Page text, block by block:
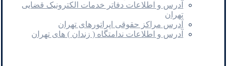
آدرس و اطلاعات دفاتر خدمات الکترونیک قضایی
تهران
آدرس مراکز حقوقی اپراتورهای تهران
آدرس و اطلاعات ندامتگاه ( زندان ) های تهران